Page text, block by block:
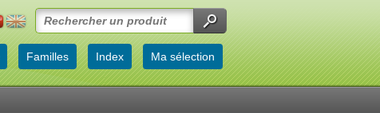
Familles Index Ma sélection